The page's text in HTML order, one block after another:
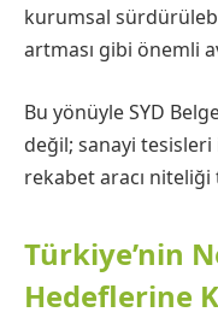
kurumsal
artması gibi önemli
Bu yönüyle SYD
değil; sanayi
rekabet aracı niteliği
Türkiye’nin
Hedeflerine